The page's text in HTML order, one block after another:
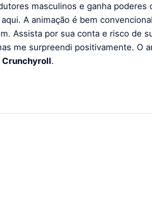
masculinos e ganha
A animação é bem
Assista por sua conta e risco de
me surpreendi positivamente. O
Crunchyroll.